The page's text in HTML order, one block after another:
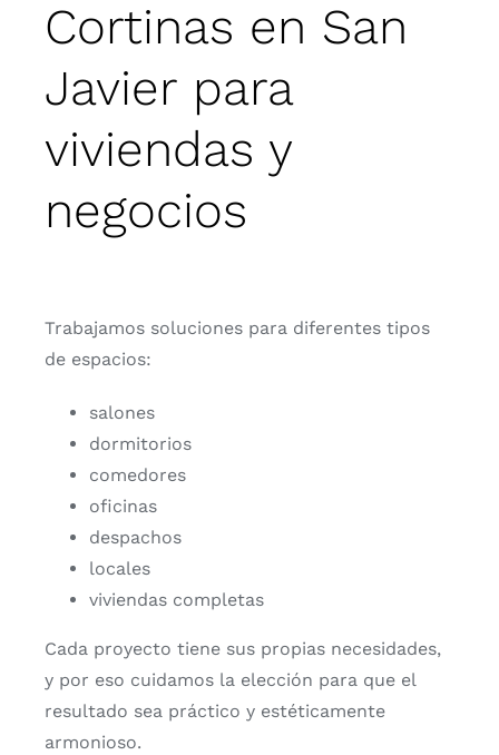
Cortinas en San
Javier para
viviendas y
negocios
Trabajamos soluciones para diferentes tipos
de espacios:
salones
dormitorios
comedores
oficinas
despachos
locales
viviendas completas
Cada proyecto tiene sus propias necesidades,
y por eso cuidamos la elección para que el
resultado sea práctico y estéticamente
armonioso.